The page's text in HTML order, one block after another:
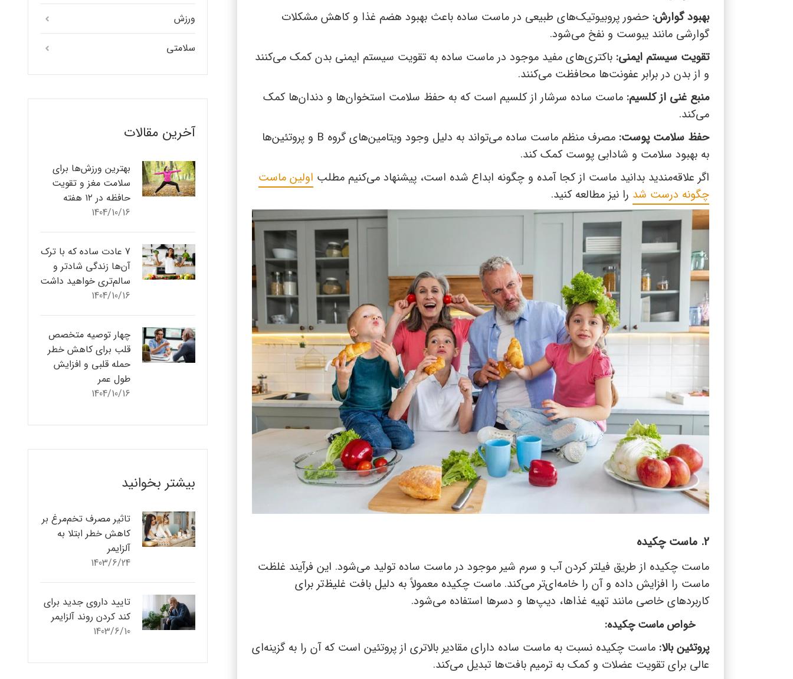
بهبود گوارش: حضور پروبیوتیک‌های طبیعی در ماست ساده باعث بهبود هضم غذا و کاهش مشکلات
گوارشی مانند یبوست و نفخ می‌شود.
تقویت سیستم ایمنی: باکتری‌های مفید موجود در ماست ساده به تقویت سیستم ایمنی بدن کمک می‌کنند
و از بدن در برابر عفونت‌ها محافظت می‌کنند.
منبع غنی از کلسیم: ماست ساده سرشار از کلسیم است که به حفظ سلامت استخوان‌ها و دندان‌ها کمک
می‌کند.
حفظ سلامت پوست: مصرف منظم ماست ساده می‌تواند به دلیل وجود ویتامین‌های گروه B و پروتئین‌ها
به بهبود سلامت و شادابی پوست کمک کند.
اگر علاقه‌مندید بدانید ماست از کجا آمده و چگونه ابداع شده است، پیشنهاد می‌کنیم مطلب اولین ماست
چگونه درست شد را نیز مطالعه کنید.
2. ماست چکیده
ماست چکیده از طریق فیلتر کردن آب و سرم شیر موجود در ماست ساده تولید می‌شود. این فرآیند غلظت
ماست را افزایش داده و آن را خامه‌ای‌تر می‌کند. ماست چکیده معمولاً به دلیل بافت غلیظ‌تر برای
کاربردهای خاصی مانند تهیه غذاها، دیپ‌ها و دسرها استفاده می‌شود.
خواص ماست چکیده:
پروتئین بالا: ماست چکیده نسبت به ماست ساده دارای مقادیر بالاتری از پروتئین است که آن را به گزینه‌ای
عالی برای تقویت عضلات و کمک به ترمیم بافت‌ها تبدیل می‌کند.
ورزش
سلامتی
آخرین مقالات
بهترین ورزش‌ها برای
سلامت مغز و تقویت
حافظه در ۱۲ هفته
1404/10/16
7 عادت ساده که با ترک
آن‌ها زندگی شادتر و
سالم‌تری خواهید داشت
1404/10/16
چهار توصیه متخصص
قلب برای کاهش خطر
حمله قلبی و افزایش
طول عمر
1404/10/16
بیشتر بخوانید
تاثیر مصرف تخم‌مرغ بر
کاهش خطر ابتلا به
آلزایمر
1403/6/24
تایید داروی جدید برای
کند کردن روند آلزایمر
1403/6/10